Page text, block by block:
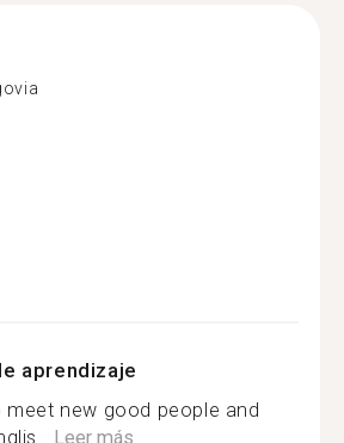
aprendizaje
new good people and
Leer más